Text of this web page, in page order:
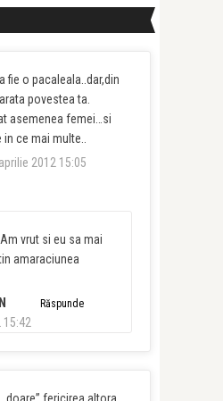
fie o pacaleala..dar,din
povestea ta.
asemenea femei…si
ce mai multe..
2012 15:05
vrut si eu sa mai
amaraciunea
15:42
Răspunde